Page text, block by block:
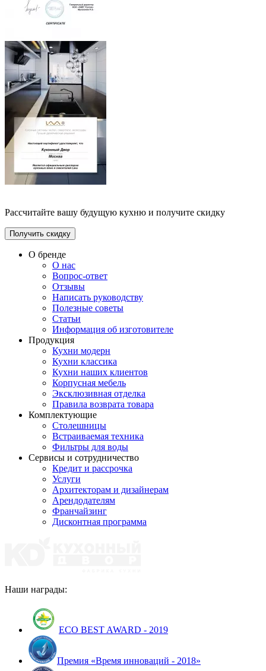
Рассчитайте вашу будущую кухню и получите скидку
Получить скидку
О бренде
О нас
Вопрос-ответ
Отзывы
Написать руководству
Полезные советы
Статьи
Информация об изготовителе
Продукция
Кухни модерн
Кухни классика
Кухни наших клиентов
Корпусная мебель
Эксклюзивная отделка
Правила возврата товара
Комплектующие
Столешницы
Встраиваемая техника
Фильтры для воды
Сервисы и сотрудничество
Кредит и рассрочка
Услуги
Архитекторам и дизайнерам
Арендодателям
Франчайзинг
Дисконтная программа
Наши награды:
ECO BEST AWARD - 2019
Премия «Время инноваций - 2018»